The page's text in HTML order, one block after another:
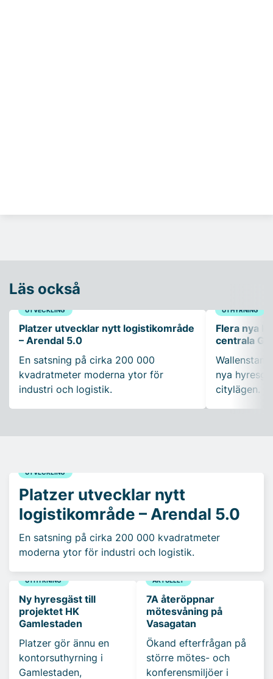
Läs också
UTVECKLING
Platzer utvecklar nytt logistikområde
– Arendal 5.0
En satsning på cirka 200 000
kvadratmeter moderna ytor för
industri och logistik.
UTHYRNING
Flera nya
centrala
nya
citylägen.
UTVECKLING
Platzer utvecklar nytt
logistikområde – Arendal 5.0
En satsning på cirka 200 000 kvadratmeter
moderna ytor för industri och logistik.
UTHYRNING
Ny hyresgäst till
projektet HK
Gamlestaden
Platzer gör ännu en
kontorsuthyrning i
Gamlestaden,
AKTUELLT
7A återöppnar
mötesvåning på
Vasagatan
Ökand efterfrågan på
större mötes- och
konferensmiljöer i